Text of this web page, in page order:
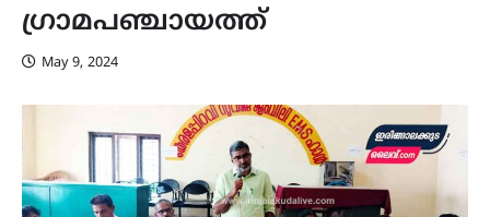
ഗ്രാമപഞ്ചായത്ത്
May 9, 2024